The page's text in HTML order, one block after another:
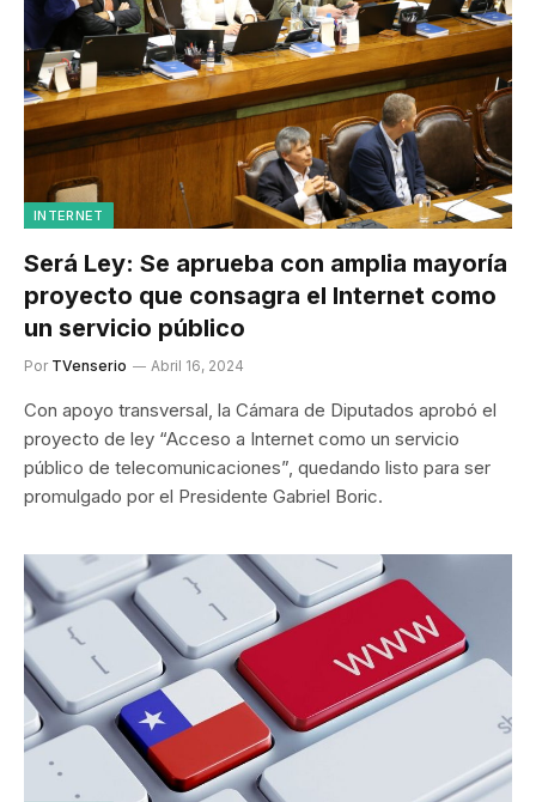
INTERNET
Será Ley: Se aprueba con amplia mayoría
proyecto que consagra el Internet como
un servicio público
Por TVenserio Abril 16, 2024
Con apoyo transversal, la Cámara de Diputados aprobó el
proyecto de ley “Acceso a Internet como un servicio
público de telecomunicaciones”, quedando listo para ser
promulgado por el Presidente Gabriel Boric.